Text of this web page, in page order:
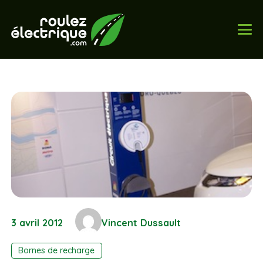
3 avril 2012 Vincent Dussault
Bornes de recharge